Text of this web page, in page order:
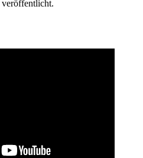
veröffentlicht.